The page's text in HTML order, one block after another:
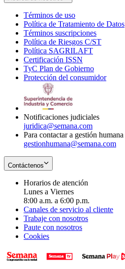
Términos de uso
in
new
window
Política de Tratamiento de Datos
Términos suscripciones
in
Política de Riesgos C/ST
Política SAGRILAFT
new
window
Certificación ISSN
in
new
TyC Plan de Gobierno
in
Protección del consumidorOpens
Notificaciones judiciales
juridica@semana.com
Para contactar a gestión humana
gestionhumana@semana.com
Contáctenos
Horarios de atención
Lunes a Viernes
8:00 a.m. a 6:00 p.m.
Canales de servicio al cliente
Trabaje con nosotros
Paute con nosotros
Cookies